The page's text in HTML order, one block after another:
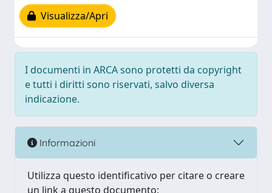
Visualizza/Apri
I documenti in ARCA sono protetti da copyright
e tutti i diritti sono riservati, salvo diversa
indicazione.
Informazioni
Utilizza questo identificativo per citare o creare
un link a questo documento: